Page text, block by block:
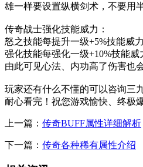
雄一样要设置纵横剑术，不要用
传奇战士强化技能威力：
怒之技能每提升一级+5%技能威力
强化技能每强化一级+10%技能威
由此可见心法、内功高了伤害也
玩家还有什么不懂的可以咨询三
耐心看完！祝您游戏愉快、终极
上一篇： 传奇BUFF属性详细解析
下一篇： 传奇各种稀有属性介绍